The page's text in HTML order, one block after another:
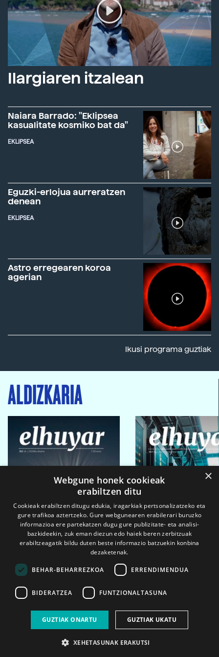
Ilargiaren itzalean
Naiara Barrado: "Eklipsea
kasualitate kosmiko bat da"
EKLIPSEA
Eguzki-erlojua aurreratzen
denean
EKLIPSEA
Astro erregearen koroa
agerian
Ikusi programa guztiak
ALDIZKARIA
2026ko eka. 1a 2026ko mar. 1a
×
Webgune honek cookieak
erabiltzen ditu
Cookieak erabiltzen ditugu edukia, iragarkiak pertsonalizatzeko eta
gure trafikoa aztertzeko. Gure webgunearen erabilerari buruzko
informazioa ere partekatzen dugu gure publizitate- eta analisi-
bazkideekin, zuk eman diezun edo haiek beren zerbitzuak
erabiltzeagatik bildu duten beste informazio batzuekin konbina
dezaketenak.
BEHAR-BEHARREZKOA ERRENDIMENDUA
BIDERATZEA FUNTZIONALTASUNA
GUZTIAK ONARTU GUZTIAK UKATU
XEHETASUNAK ERAKUTSI